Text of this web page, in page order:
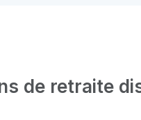
de retraite